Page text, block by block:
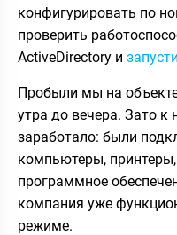
конфигурировать по
проверить
ActiveDirectory и
Пробыли мы на
утра до вечера. Зато к
заработало: были
компьютеры,
программное
компания уже
режиме.